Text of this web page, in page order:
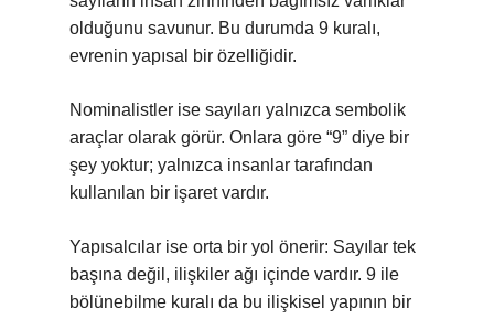
olduğunu savunur. Bu durumda 9 kuralı,
evrenin yapısal bir özelliğidir.
Nominalistler ise sayıları yalnızca sembolik
araçlar olarak görür. Onlara göre “9” diye bir
şey yoktur; yalnızca insanlar tarafından
kullanılan bir işaret vardır.
Yapısalcılar ise orta bir yol önerir: Sayılar tek
başına değil, ilişkiler ağı içinde vardır. 9 ile
bölünebilme kuralı da bu ilişkisel yapının bir